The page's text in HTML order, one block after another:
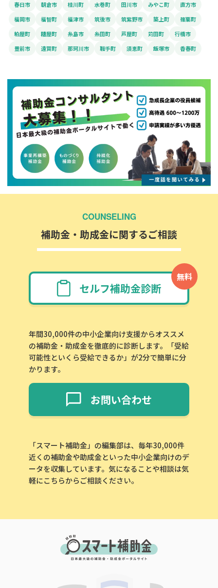
春日市
朝倉市 桂川町 水巻町 田川市 みやこ町
直方市
福岡市
福智町 福津市 筑後市 筑紫野市 築上町
篠栗町
粕屋町
糟屋町 糸島市 糸田町 芦屋町 苅田町
行橋市
豊前市
遠賀町 那珂川市 鞍手町 須恵町 飯塚市 香春町
COUNSELING
補助金・助成金に関するご相談
無料
セルフ補助金診断
年間30,000件の中小企業向け支援からオススメ
の補助金・助成金を徹底的に診断します。「受給
可能性といくら受給できるか」が2分で簡単に分
かります。
お問い合わせ
「スマート補助金」の編集部は、毎年30,000件
近くの補助金や助成金といった中小企業向けのデ
ータを収集しています。気になることや相談は気
軽にこちらからご相談ください。